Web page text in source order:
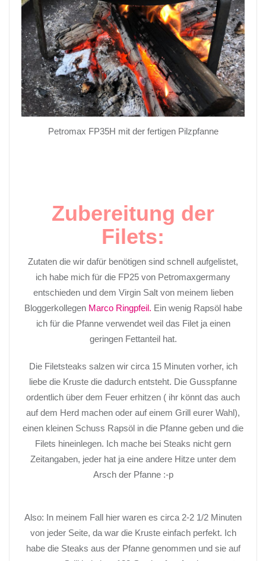
Petromax FP35H mit der fertigen Pilzpfanne
Zubereitung der
Filets:
Zutaten die wir dafür benötigen sind schnell aufgelistet,
ich habe mich für die FP25 von Petromaxgermany
entschieden und dem Virgin Salt von meinem lieben
BloggerkollegenMarco Ringpfeil. Ein wenig Rapsöl habe
ich für die Pfanne verwendet weil das Filet ja einen
geringen Fettanteil hat.
Die Filetsteaks salzen wir circa 15 Minuten vorher, ich
liebe die Kruste die dadurch entsteht. Die Gusspfanne
ordentlich über dem Feuer erhitzen ( ihr könnt das auch
auf dem Herd machen oder auf einem Grill eurer Wahl),
einen kleinen Schuss Rapsöl in die Pfanne geben und die
Filets hineinlegen. Ich mache bei Steaks nicht gern
Zeitangaben, jeder hat ja eine andere Hitze unter dem
Arsch der Pfanne :-p
Also: In meinem Fall hier waren es circa 2-2 1/2 Minuten
von jeder Seite, da war die Kruste einfach perfekt. Ich
habe die Steaks aus der Pfanne genommen und sie auf